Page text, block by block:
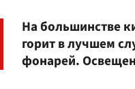
На большинстве
горит в лучшем
фонарей.